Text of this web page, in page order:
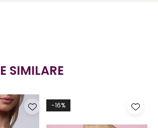
și minimalismul, fără a face
SIMILARE
-16%